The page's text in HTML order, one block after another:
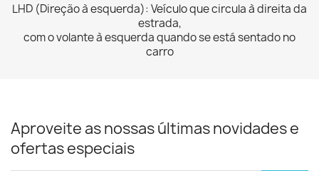
LHD (Direção à esquerda): Veículo que circula à direita da
estrada,
com o volante à esquerda quando se está sentado no
carro
Aproveite as nossas últimas novidades e
ofertas especiais